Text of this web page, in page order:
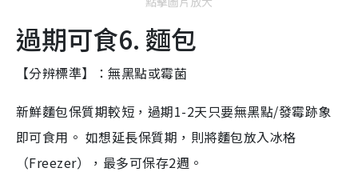
過期可食6. 麵包
【分辨標準】：無黑點或霉菌
新鮮麵包保質期較短，過期1-2天只要無黑點/發霉跡象
即可食用。 如想延長保質期，則將麵包放入冰格
（Freezer），最多可保存2週。